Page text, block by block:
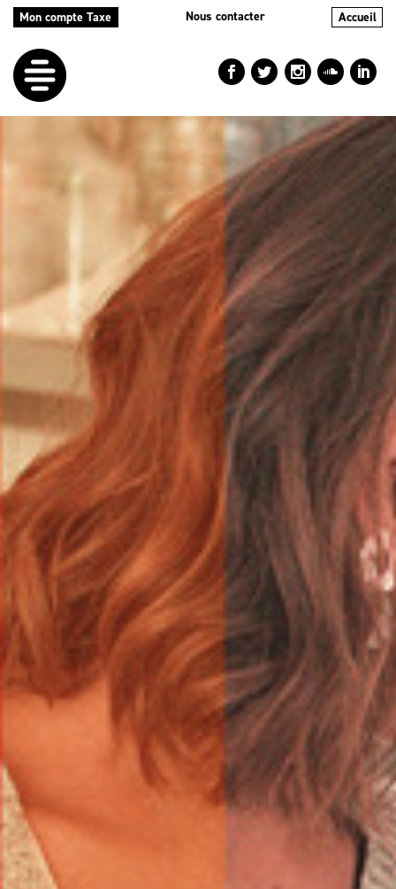
Mon compte Taxe Nous contacter Accueil
LE DÉFI
NOS
AIDES
ACTIONS
LEBLOG
RÉPERTOIRES